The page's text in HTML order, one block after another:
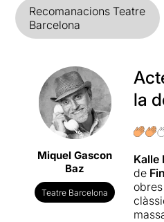
Recomanacions Teatre
Barcelona
Miquel Gascon
Baz
Teatre Barcelona
la
Kalle
de